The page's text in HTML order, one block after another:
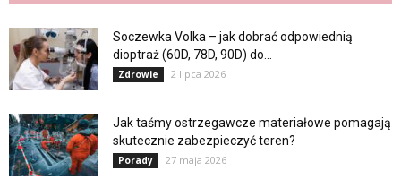
Soczewka Volka – jak dobrać odpowiednią
dioptraż (60D, 78D, 90D) do...
Zdrowie 2 lipca 2026
Jak taśmy ostrzegawcze materiałowe pomagają
skutecznie zabezpieczyć teren?
Porady 27 maja 2026